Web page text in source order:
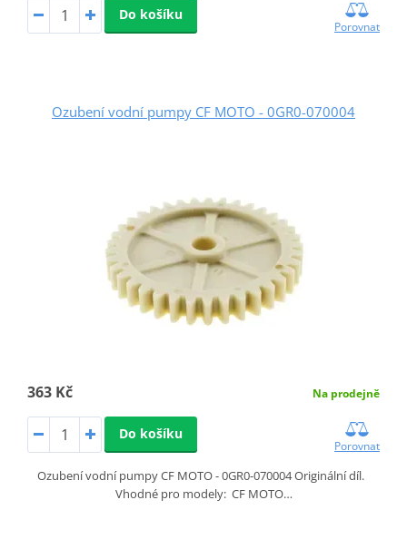
Do košíku
Porovnat
Ozubení vodní pumpy CF MOTO - 0GR0-070004
363 Kč Na prodejně
Do košíku
Porovnat
Ozubení vodní pumpy CF MOTO - 0GR0-070004 Originální díl.
Vhodné pro modely: CF MOTO…